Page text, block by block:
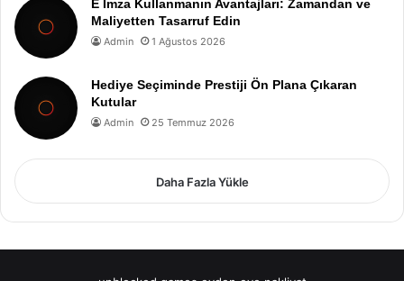
E İmza Kullanmanın Avantajları: Zamandan ve
Maliyetten Tasarruf Edin
Admin 1 Ağustos 2026
Hediye Seçiminde Prestiji Ön Plana Çıkaran
Kutular
Admin 25 Temmuz 2026
Daha Fazla Yükle